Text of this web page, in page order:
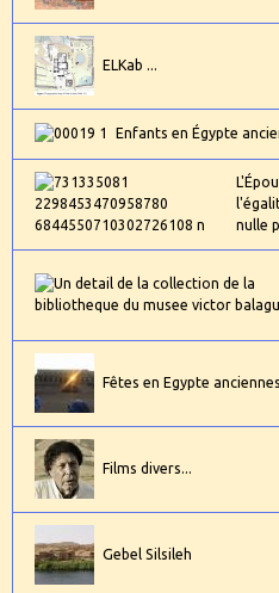
ELKab ...
Enfants en Égypte
nulle
Fêtes en Egypte
Films divers...
Gebel Silsileh